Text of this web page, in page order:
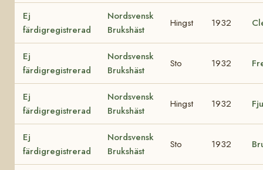
Ej
färdigregistrerad
Nordsvensk
Brukshäst
Hingst 1932
Ej
färdigregistrerad
Nordsvensk
Brukshäst
Sto 1932
Ej
färdigregistrerad
Nordsvensk
Brukshäst
Hingst 1932
Ej
färdigregistrerad
Nordsvensk
Brukshäst
Sto 1932